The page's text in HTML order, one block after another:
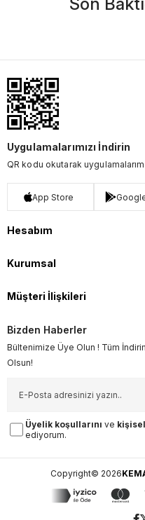
Uygulamalarımızı İndirin
QR kodu okutarak
App Store
Hesabım
Kurumsal
Müşteri İlişkileri
Bizden Haberler
Bültenimize Üye Olun ! Tüm
Olsun!
Üyelik koşullarını ve
ediyorum.
Copyright© 2026